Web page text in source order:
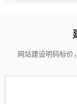
网站建设明码标价